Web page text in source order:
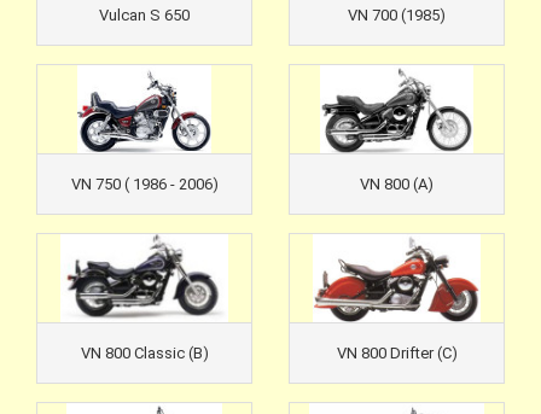
Vulcan S 650 VN 700 (1985)
VN 750 ( 1986 - 2006) VN 800 (A)
VN 800 Classic (B) VN 800 Drifter (C)